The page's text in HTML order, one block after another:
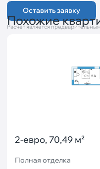
Оставить заявку
Расчёт является
Похожие
2-евро, 70,49 м²
Полная отделка